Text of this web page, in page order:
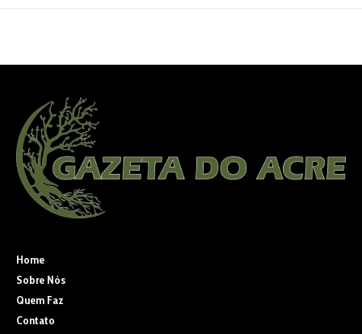
Home
Sobre Nós
Quem Faz
Contato